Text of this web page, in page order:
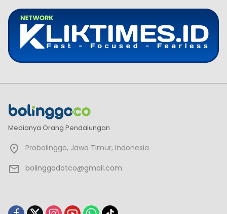
Medianya Orang Pendalungan
Probolinggo, Jawa Timur, Indonesia
bolinggodotco@gmail.com